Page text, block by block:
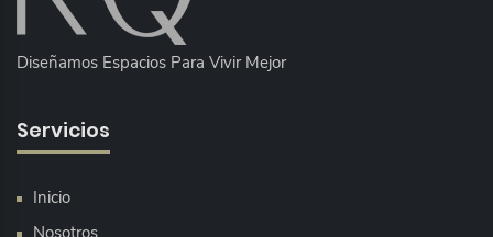
Diseñamos Espacios Para Vivir Mejor
Servicios
Inicio
Nosotros